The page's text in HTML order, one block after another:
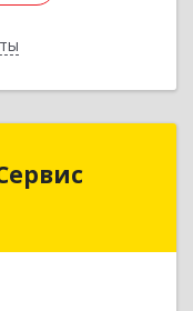
БухСервис